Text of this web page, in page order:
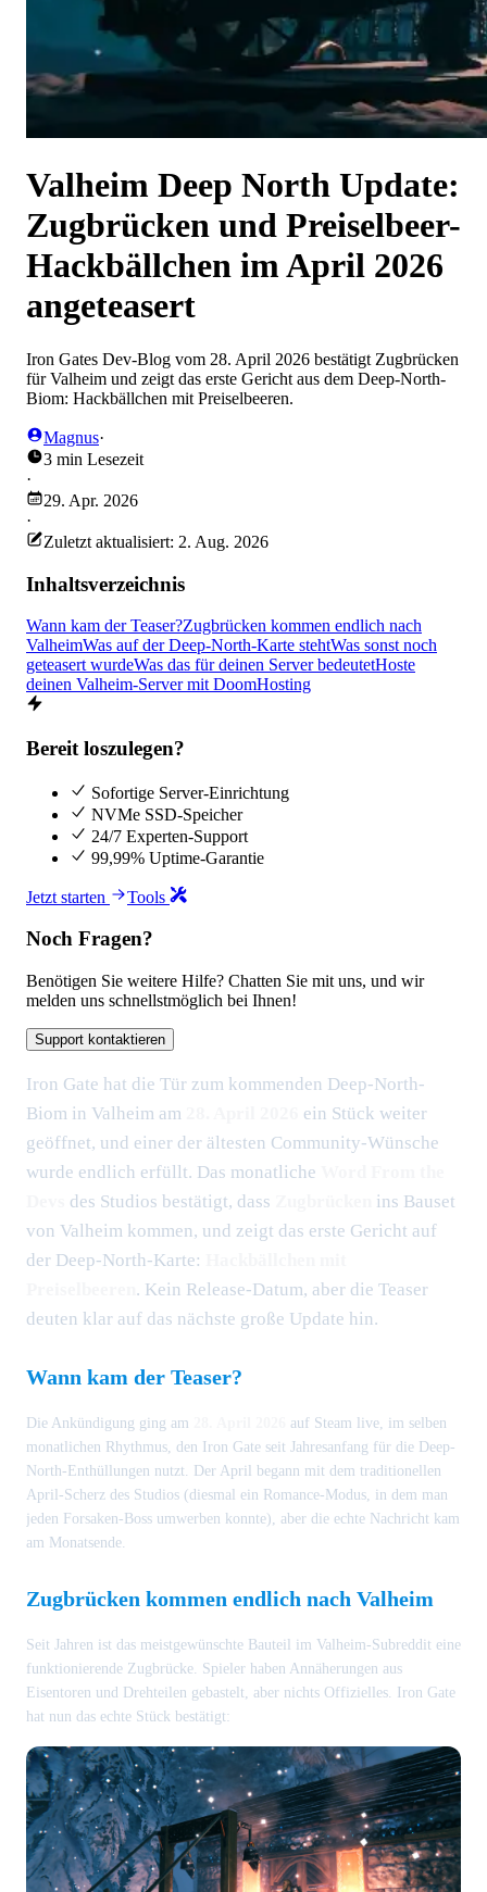
Valheim Deep North Update:
Zugbrücken und Preiselbeer-
Hackbällchen im April 2026
angeteasert
Iron Gates Dev-Blog vom 28. April 2026 bestätigt Zugbrücken
für Valheim und zeigt das erste Gericht aus dem Deep-North-
Biom: Hackbällchen mit Preiselbeeren.
Magnus·
3 min Lesezeit
·
29. Apr. 2026
·
Zuletzt aktualisiert: 2. Aug. 2026
Inhaltsverzeichnis
Wann kam der Teaser?Zugbrücken kommen endlich nach
ValheimWas auf der Deep-North-Karte stehtWas sonst noch
geteasert wurdeWas das für deinen Server bedeutetHoste
deinen Valheim-Server mit DoomHosting
Bereit loszulegen?
Sofortige Server-Einrichtung
NVMe SSD-Speicher
24/7 Experten-Support
99,99% Uptime-Garantie
Jetzt starten Tools
Noch Fragen?
Benötigen Sie weitere Hilfe? Chatten Sie mit uns, und wir
melden uns schnellstmöglich bei Ihnen!
Support kontaktieren
Iron Gate hat die Tür zum kommenden Deep-North-
Biom in Valheim am
ein Stück weiter
geöffnet, und einer der ältesten Community-Wünsche
wurde endlich erfüllt. Das monatliche
des Studios bestätigt, dass
ins Bauset
von Valheim kommen, und zeigt das erste Gericht auf
der Deep-North-Karte:
. Kein Release-Datum, aber die Teaser
deuten klar auf das nächste große Update hin.
Wann kam der Teaser?
Die Ankündigung ging am
auf Steam live, im selben
monatlichen Rhythmus, den Iron Gate seit Jahresanfang für die Deep-
North-Enthüllungen nutzt. Der April begann mit dem traditionellen
April-Scherz des Studios (diesmal ein Romance-Modus, in dem man
jeden Forsaken-Boss umwerben konnte), aber die echte Nachricht kam
am Monatsende.
Zugbrücken kommen endlich nach Valheim
Seit Jahren ist das meistgewünschte Bauteil im Valheim-Subreddit eine
funktionierende Zugbrücke. Spieler haben Annäherungen aus
Eisentoren und Drehteilen gebastelt, aber nichts Offizielles. Iron Gate
hat nun das echte Stück bestätigt: